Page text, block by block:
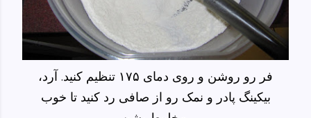
فر رو روشن و روی دمای ۱۷۵ تنظیم کنید. آرد،
بیکینگ پادر و نمک رو از صافی رد کنید تا خوب